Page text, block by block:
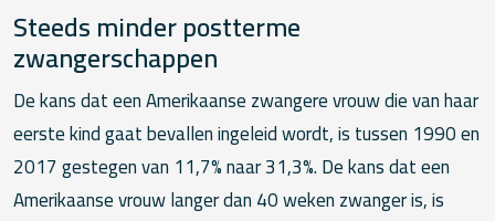
Steeds minder postterme
zwangerschappen
De kans dat een Amerikaanse zwangere vrouw die van haar
eerste kind gaat bevallen ingeleid wordt, is tussen 1990 en
2017 gestegen van 11,7% naar 31,3%. De kans dat een
Amerikaanse vrouw langer dan 40 weken zwanger is, is